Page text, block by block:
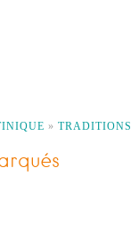
» TRADITIONS